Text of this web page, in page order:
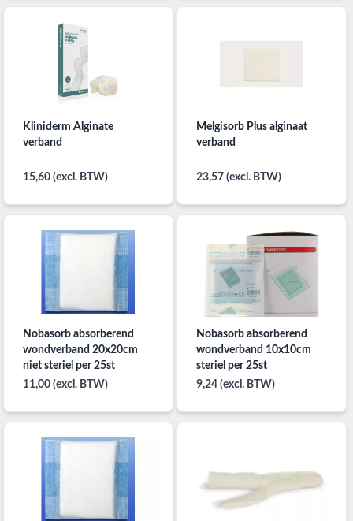
Kliniderm Alginate
verband
15,60 (excl. BTW)
Melgisorb Plus alginaat
verband
23,57 (excl. BTW)
Nobasorb absorberend
wondverband 20x20cm
niet steriel per 25st
11,00 (excl. BTW)
Nobasorb absorberend
wondverband 10x10cm
steriel per 25st
9,24 (excl. BTW)